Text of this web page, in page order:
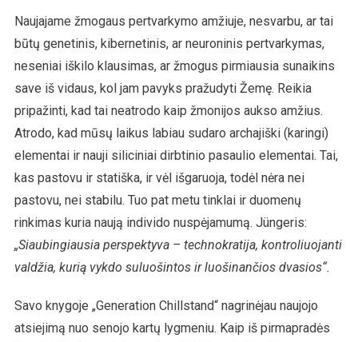
Naujajame žmogaus pertvarkymo amžiuje, nesvarbu, ar tai
būtų genetinis, kibernetinis, ar neuroninis pertvarkymas,
neseniai iškilo klausimas, ar žmogus pirmiausia sunaikins
save iš vidaus, kol jam pavyks pražudyti Žemę. Reikia
pripažinti, kad tai neatrodo kaip žmonijos aukso amžius.
Atrodo, kad mūsų laikus labiau sudaro archajiški (karingi)
elementai ir nauji siliciniai dirbtinio pasaulio elementai. Tai,
kas pastovu ir statiška, ir vėl išgaruoja, todėl nėra nei
pastovu, nei stabilu. Tuo pat metu tinklai ir duomenų
rinkimas kuria naują individo nuspėjamumą. Jüngeris:
„Siaubingiausia perspektyva – technokratija, kontroliuojanti
valdžia, kurią vykdo suluošintos ir luošinančios dvasios“.
Savo knygoje „Generation Chillstand“ nagrinėjau naujojo
atsiejimą nuo senojo kartų lygmeniu. Kaip iš pirmapradės